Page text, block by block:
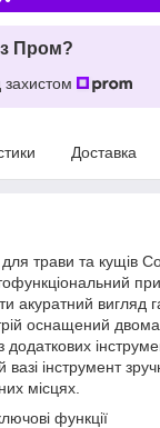
Пром?
Доставка
трави та кущів
акуратний вигляд
оснащений двома
вазі інструмент
місцях.
функції